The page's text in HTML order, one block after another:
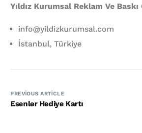
Yıldız Kurumsal Reklam Ve
info@yildizkurumsal.com
İstanbul, Türkiye
PREVIOUS ARTICLE
Esenler Hediye Kartı